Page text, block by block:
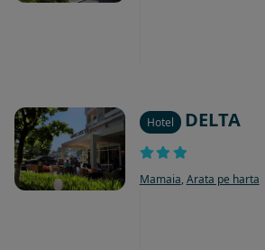
Hotel DELTA
Mamaia, Arata pe harta